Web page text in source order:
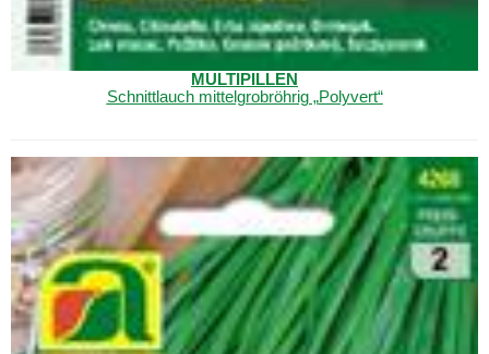
MULTIPILLEN
Schnittlauch mittelgrobröhrig „Polyvert“